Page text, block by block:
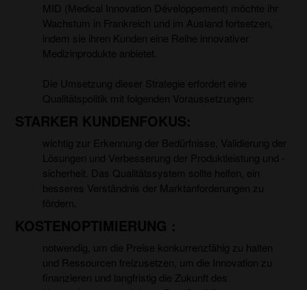
MID (Medical Innovation Développement) möchte ihr
Wachstum in Frankreich und im Ausland fortsetzen,
indem sie ihren Kunden eine Reihe innovativer
Medizinprodukte anbietet.
Die Umsetzung dieser Strategie erfordert eine
Qualitätspolitik mit folgenden Voraussetzungen:
STARKER KUNDENFOKUS:
wichtig zur Erkennung der Bedürfnisse, Validierung der
Lösungen und Verbesserung der Produktleistung und -
sicherheit. Das Qualitätssystem sollte helfen, ein
besseres Verständnis der Marktanforderungen zu
fördern.
KOSTENOPTIMIERUNG :
notwendig, um die Preise konkurrenzfähig zu halten
und Ressourcen freizusetzen, um die Innovation zu
finanzieren und langfristig die Zukunft des